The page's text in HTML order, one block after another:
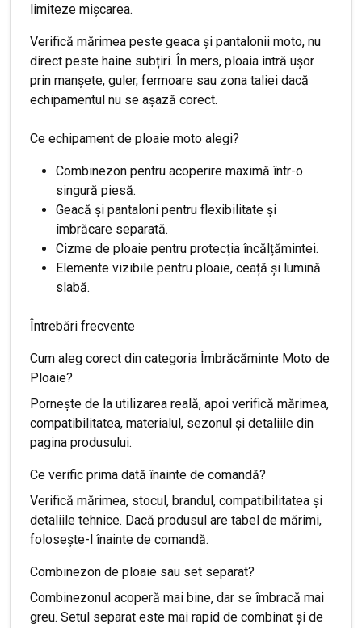
limiteze mișcarea.
Verifică mărimea peste geaca și pantalonii moto, nu
direct peste haine subțiri. În mers, ploaia intră ușor
prin manșete, guler, fermoare sau zona taliei dacă
echipamentul nu se așază corect.
Ce echipament de ploaie moto alegi?
Combinezon pentru acoperire maximă într-o
singură piesă.
Geacă și pantaloni pentru flexibilitate și
îmbrăcare separată.
Cizme de ploaie pentru protecția încălțămintei.
Elemente vizibile pentru ploaie, ceață și lumină
slabă.
Întrebări frecvente
Cum aleg corect din categoria Îmbrăcăminte Moto de
Ploaie?
Pornește de la utilizarea reală, apoi verifică mărimea,
compatibilitatea, materialul, sezonul și detaliile din
pagina produsului.
Ce verific prima dată înainte de comandă?
Verifică mărimea, stocul, brandul, compatibilitatea și
detaliile tehnice. Dacă produsul are tabel de mărimi,
folosește-l înainte de comandă.
Combinezon de ploaie sau set separat?
Combinezonul acoperă mai bine, dar se îmbracă mai
greu. Setul separat este mai rapid de combinat și de